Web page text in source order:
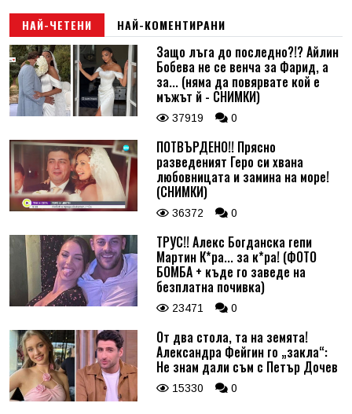
НАЙ-ЧЕТЕНИ НАЙ-КОМЕНТИРАНИ
Защо лъга до последно?!? Айлин
Бобева не се венча за Фарид, а
за... (няма да повярвате кой е
мъжът й - СНИМКИ)
37919 0
ПОТВЪРДЕНО!! Прясно
разведеният Геро си хвана
любовницата и замина на море!
(СНИМКИ)
36372 0
ТРУС!! Алекс Богданска гепи
Мартин К*ра... за к*ра! (ФОТО
БОМБА + къде го заведе на
безплатна почивка)
23471 0
От два стола, та на земята!
Александра Фейгин го „закла“:
Не знам дали съм с Петър Дочев
15330 0